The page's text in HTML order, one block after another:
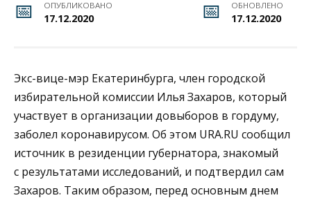
ОПУБЛИКОВАНО
17.12.2020
ОБНОВЛЕНО
17.12.2020
Экс-вице-мэр Екатеринбурга, член городской
избирательной комиссии Илья Захаров, который
участвует в организации довыборов в гордуму,
заболел коронавирусом. Об этом URA.RU сообщил
источник в резиденции губернатора, знакомый
с результатами исследований, и подтвердил сам
Захаров. Таким образом, перед основным днем